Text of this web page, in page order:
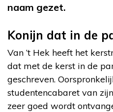
naam gezet.
Konijn dat in de
Van ’t Hek heeft het
dat met de kerst in de
geschreven.
studentencabaret van
zeer goed wordt